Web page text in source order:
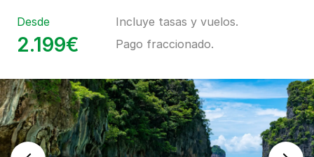
Desde
2.199€
Incluye tasas y vuelos.
Pago fraccionado.